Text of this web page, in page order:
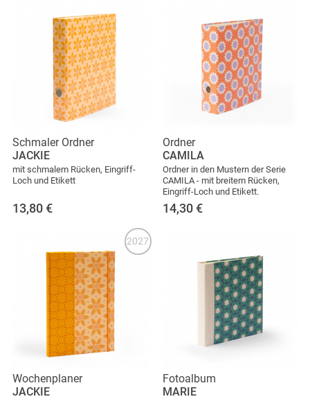
Schmaler Ordner
JACKIE
mit schmalem Rücken, Eingriff-
Loch und Etikett
13,80 €
Ordner
CAMILA
Ordner in den Mustern der Serie
CAMILA - mit breitem Rücken,
Eingriff-Loch und Etikett.
14,30 €
Wochenplaner
JACKIE
2027
Fotoalbum
MARIE